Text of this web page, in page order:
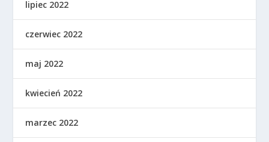
lipiec 2022
czerwiec 2022
maj 2022
kwiecień 2022
marzec 2022